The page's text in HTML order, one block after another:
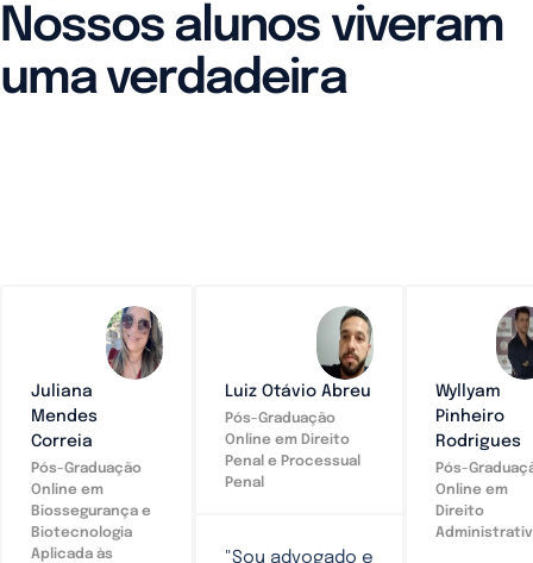
Nossos alunos viveram
uma verdadeira
Juliana
Mendes
Correia
Pós-Graduação
Online em
Biossegurança e
Biotecnologia
Aplicada às
"Sou advogado e
Luiz Otávio Abreu
Pós-Graduação
Online em Direito
Penal e Processual
Penal
Wyllyam
Pinheiro
Rodrigues
Pós-
Online em
Direito